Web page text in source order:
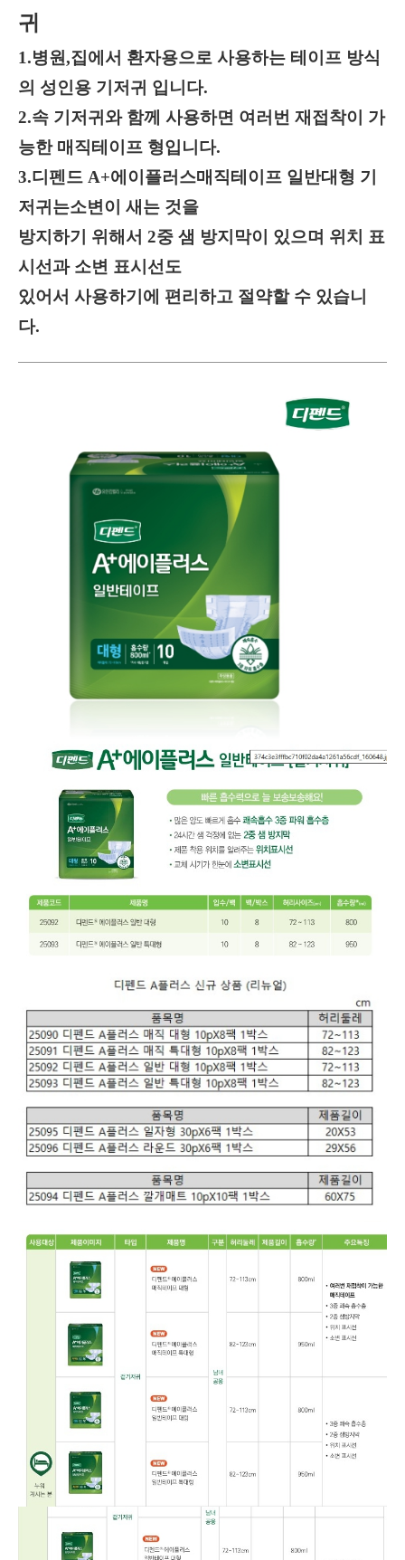
귀
1.병원,집에서 환자용으로 사용하는 테이프 방식
의 성인용 기저귀 입니다.
2.속 기저귀와 함께 사용하면 여러번 재접착이 가
능한 매직테이프 형입니다.
3.디펜드 A+에이플러스매직테이프 일반대형 기
저귀는소변이 새는 것을
방지하기 위해서 2중 샘 방지막이 있으며 위치 표
시선과 소변 표시선도
있어서 사용하기에 편리하고 절약할 수 있습니
다.